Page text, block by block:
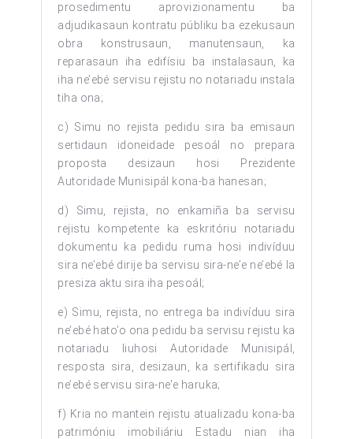
prosedimentu aprovizionamentu ba
adjudikasaun kontratu públiku ba ezekusaun
obra konstrusaun, manutensaun, ka
reparasaun iha edifísiu ba instalasaun, ka
iha ne’ebé servisu rejistu no notariadu instala
tiha ona;
c) Simu no rejista pedidu sira ba emisaun
sertidaun idoneidade pesoál no prepara
proposta desizaun hosi Prezidente
Autoridade Munisipál kona-ba hanesan;
d) Simu, rejista, no enkamiña ba servisu
rejistu kompetente ka eskritóriu notariadu
dokumentu ka pedidu ruma hosi indivíduu
sira ne’ebé dirije ba servisu sira-ne’e ne’ebé la
presiza aktu sira iha pesoál;
e) Simu, rejista, no entrega ba indivíduu sira
ne’ebé hato’o ona pedidu ba servisu rejistu ka
notariadu liuhosi Autoridade Munisipál,
resposta sira, desizaun, ka sertifikadu sira
ne’ebé servisu sira-ne’e haruka;
f) Kria no mantein rejistu atualizadu kona-ba
patrimóniu imobiliáriu Estadu nian iha